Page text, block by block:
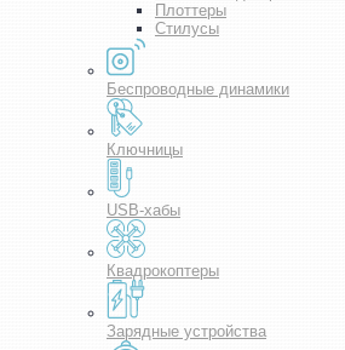
Плоттеры
Стилусы
Беспроводные динамики
Ключницы
USB-хабы
Квадрокоптеры
Зарядные устройства